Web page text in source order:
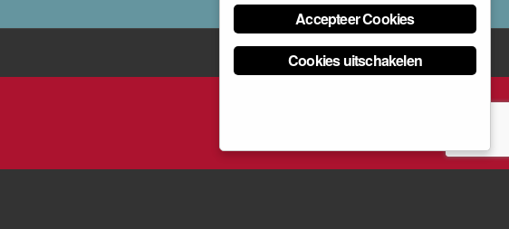
Accepteer Cookies
Cookies uitschakelen